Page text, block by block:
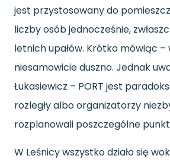
jest przystosowany do
liczby osób jednocześnie,
letnich upałów. Krótko mówiąc –
niesamowicie duszno. Jednak
Łukasiewicz – PORT jest
rozległy albo organizatorzy
rozplanowali poszczególne
W Leśnicy wszystko działo się